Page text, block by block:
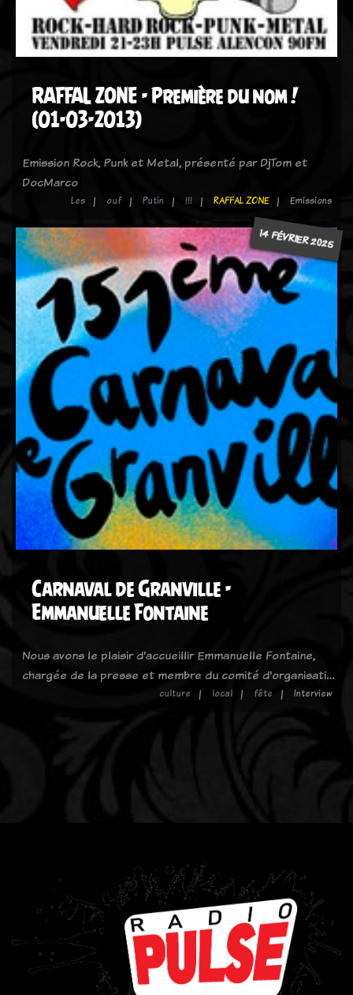
RAFFAL ZONE - Première du nom !
(01-03-2013)
Emission Rock, Punk et Metal, présenté par DjTom et
DocMarco
Les ouf Putin !!! RAFFAL ZONE Emissions
14 FÉVRIER 2025
Carnaval de Granville -
Emmanuelle Fontaine
Nous avons le plaisir d'accueillir Emmanuelle Fontaine,
chargée de la presse et membre du comité d'organisati…
culture local fête Interview